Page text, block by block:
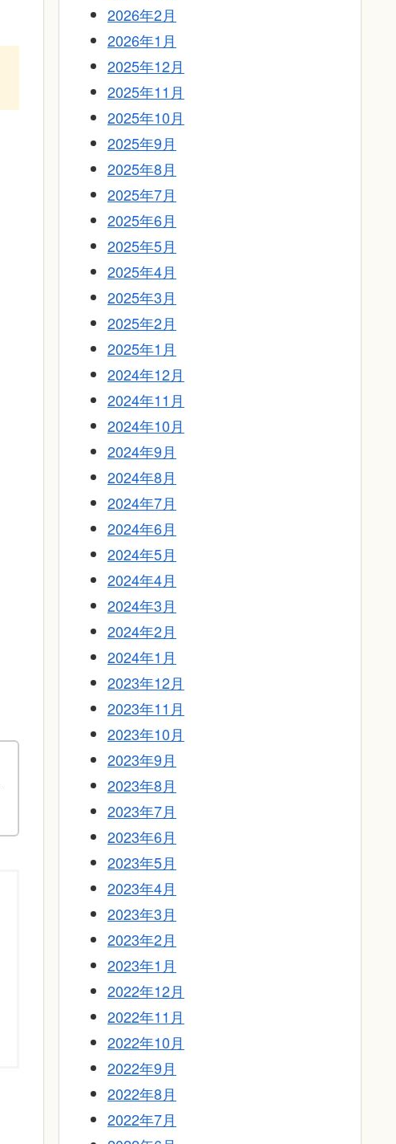
2026年2月
2026年1月
2025年12月
2025年11月
2025年10月
2025年9月
2025年8月
2025年7月
2025年6月
2025年5月
2025年4月
2025年3月
2025年2月
2025年1月
2024年12月
2024年11月
2024年10月
2024年9月
2024年8月
2024年7月
2024年6月
2024年5月
2024年4月
2024年3月
2024年2月
2024年1月
2023年12月
2023年11月
2023年10月
2023年9月
2023年8月
2023年7月
2023年6月
2023年5月
2023年4月
2023年3月
2023年2月
2023年1月
2022年12月
2022年11月
2022年10月
2022年9月
2022年8月
2022年7月